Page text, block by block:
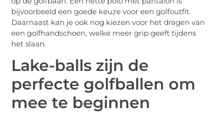
bijvoorbeeld een goede keuze voor een golfoutfit.
Daarnaast kan je ook nog kiezen voor het dragen van
een golfhandschoen, welke meer grip geeft tijdens
het slaan.
Lake-balls zijn de
perfecte golfballen om
mee te beginnen